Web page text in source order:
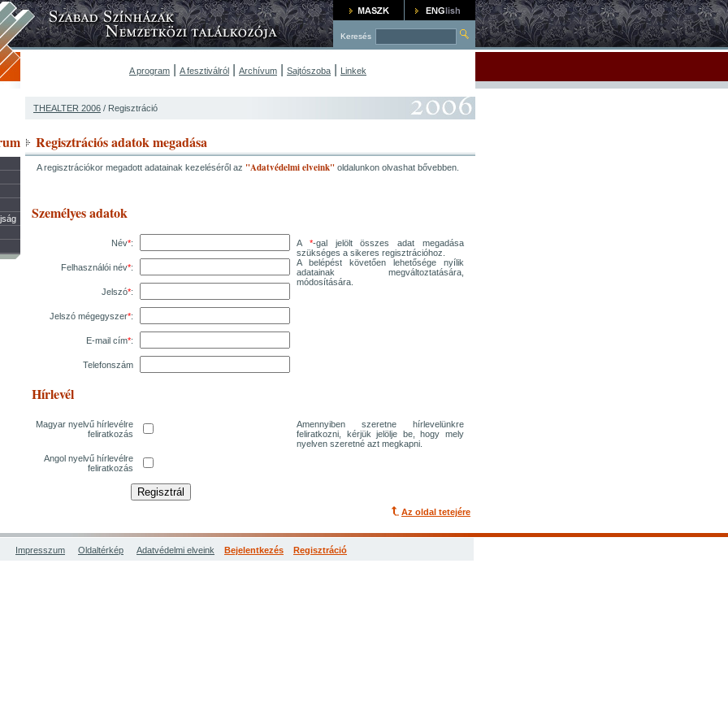
Keresés
A program A fesztiválról Archívum Sajtószoba Linkek
THEALTER 2006 / Regisztráció
Regisztrációs adatok megadása
A regisztrációkor megadott adatainak kezeléséről az "Adatvédelmi elveink" oldalunkon olvashat bővebben.
Személyes adatok
Név*: A *-gal jelölt összes adat megadása
szükséges a sikeres regisztrációhoz.
A belépést követően lehetősége nyílik
adatainak megváltoztatására,
módosítására.
Felhasználói név*:
Jelszó*:
Jelszó mégegyszer*:
E-mail cím*:
Telefonszám
Hírlevél
Magyar nyelvű hírlevélre
feliratkozás
Amennyiben szeretne hírlevelünkre
feliratkozni, kérjük jelölje be, hogy mely
nyelven szeretné azt megkapni.
Angol nyelvű hírlevélre
feliratkozás
Az oldal tetejére
Impresszum Oldaltérkép Adatvédelmi elveink Bejelentkezés Regisztráció